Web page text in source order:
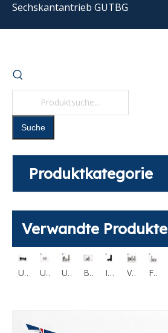
Sechskantantrieb GUTBG
Suche
Produktkategorie
Verwandte Produkte
Ultra-Low-Head-Innensechskantschrauben CBSS CBSTS Ultraflache Innensechskantschraube CBSTSR M2-M6 Ultra-Low-Profile-Torx-Innensechskantschraube CBSTSE M2 M6 Besonders flache Sechskantschraubenbefestigungen aus Edelstahl 304 RSCBT4 M8 Innensechskantschrauben mit kleinem Kopf KBB KBBS SBB SBBSS Vakuum-Sockelkappe, belüftete Schrauben, Hohlschraube CBAS Flache Innensechskantschrauben mit Entlüftung CBAST